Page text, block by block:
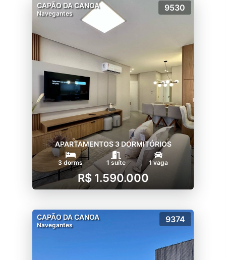
CAPÃO DA CANOA
Navegantes
9530
APARTAMENTOS 3 DORMITÓRIOS
3 dorms 1 suíte 1 vaga
R$ 1.590.000
CAPÃO DA CANOA
Navegantes
9374